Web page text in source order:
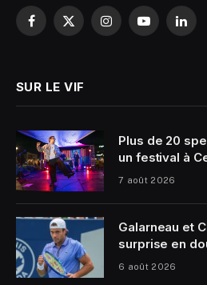
Facebook
X
InstagramYouTube
SUR LE VIF
Plus de 20
un festival à
7 août 2026
Galarneau et
surprise en
6 août 2026